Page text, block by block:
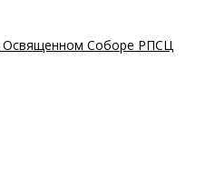
Освященном Соборе РПСЦ